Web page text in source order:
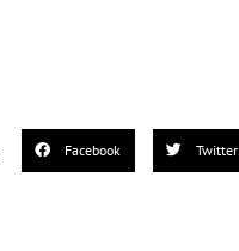
Facebook Twitter